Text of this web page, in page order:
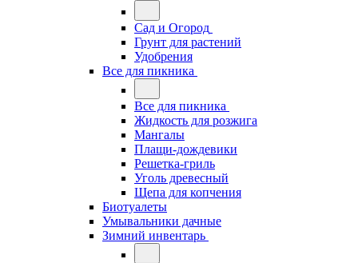
Сад и Огород
Грунт для растений
Удобрения
Все для пикника
Все для пикника
Жидкость для розжига
Мангалы
Плащи-дождевики
Решетка-гриль
Уголь древесный
Щепа для копчения
Биотуалеты
Умывальники дачные
Зимний инвентарь